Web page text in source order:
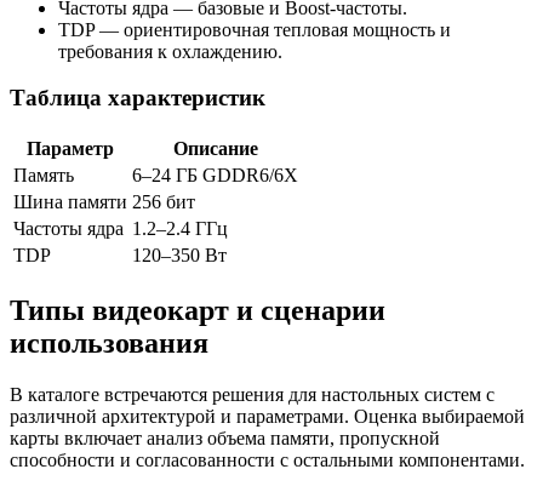
Частоты ядра — базовые и Boost-частоты.
TDP — ориентировочная тепловая мощность и
требования к охлаждению.
Таблица характеристик
Параметр
Описание
Память
6–24 ГБ GDDR6/6X
Шина памяти 256 бит
Частоты ядра 1.2–2.4 ГГц
TDP
120–350 Вт
Типы видеокарт и сценарии
использования
В каталоге встречаются решения для настольных систем с
различной архитектурой и параметрами. Оценка выбираемой
карты включает анализ объема памяти, пропускной
способности и согласованности с остальными компонентами.